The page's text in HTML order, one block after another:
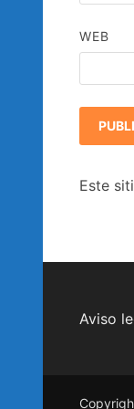
WEB
Este
Aviso